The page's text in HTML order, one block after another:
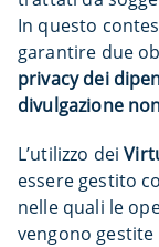
In questo
garantire due
privacy dei
divulgazione
L’utilizzo dei
essere gestito
nelle quali le
vengono